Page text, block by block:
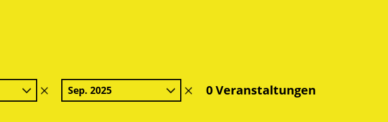
Filter
löschen
Sep. 2025
Filter0 Veranstaltungen